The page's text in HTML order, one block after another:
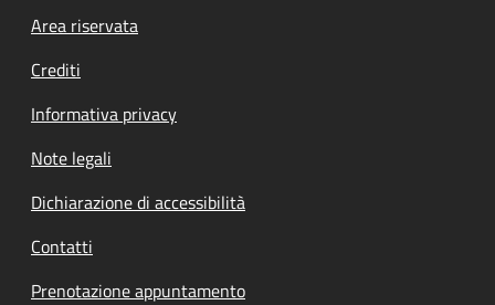
Footer menu
Area riservata
Crediti
Informativa privacy
Note legali
Dichiarazione di accessibilità
Contatti
Prenotazione appuntamento